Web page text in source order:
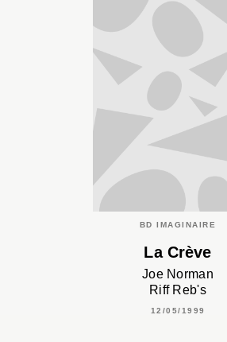
BD IMAGINAIRE
La Crève
Joe Norman
Riff Reb's
12/05/1999